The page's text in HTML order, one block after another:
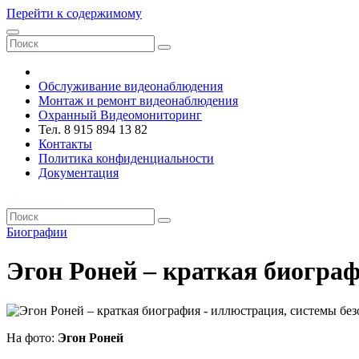
Перейти к содержимому
Обслуживание видеонаблюдения
Монтаж и ремонт видеонаблюдения
Охранный Видеомониторинг
Тел. 8 915 894 13 82
Контакты
Политика конфиденциальности
Документация
Биографии
Эгон Роней – краткая
На фото: Эгон Роней